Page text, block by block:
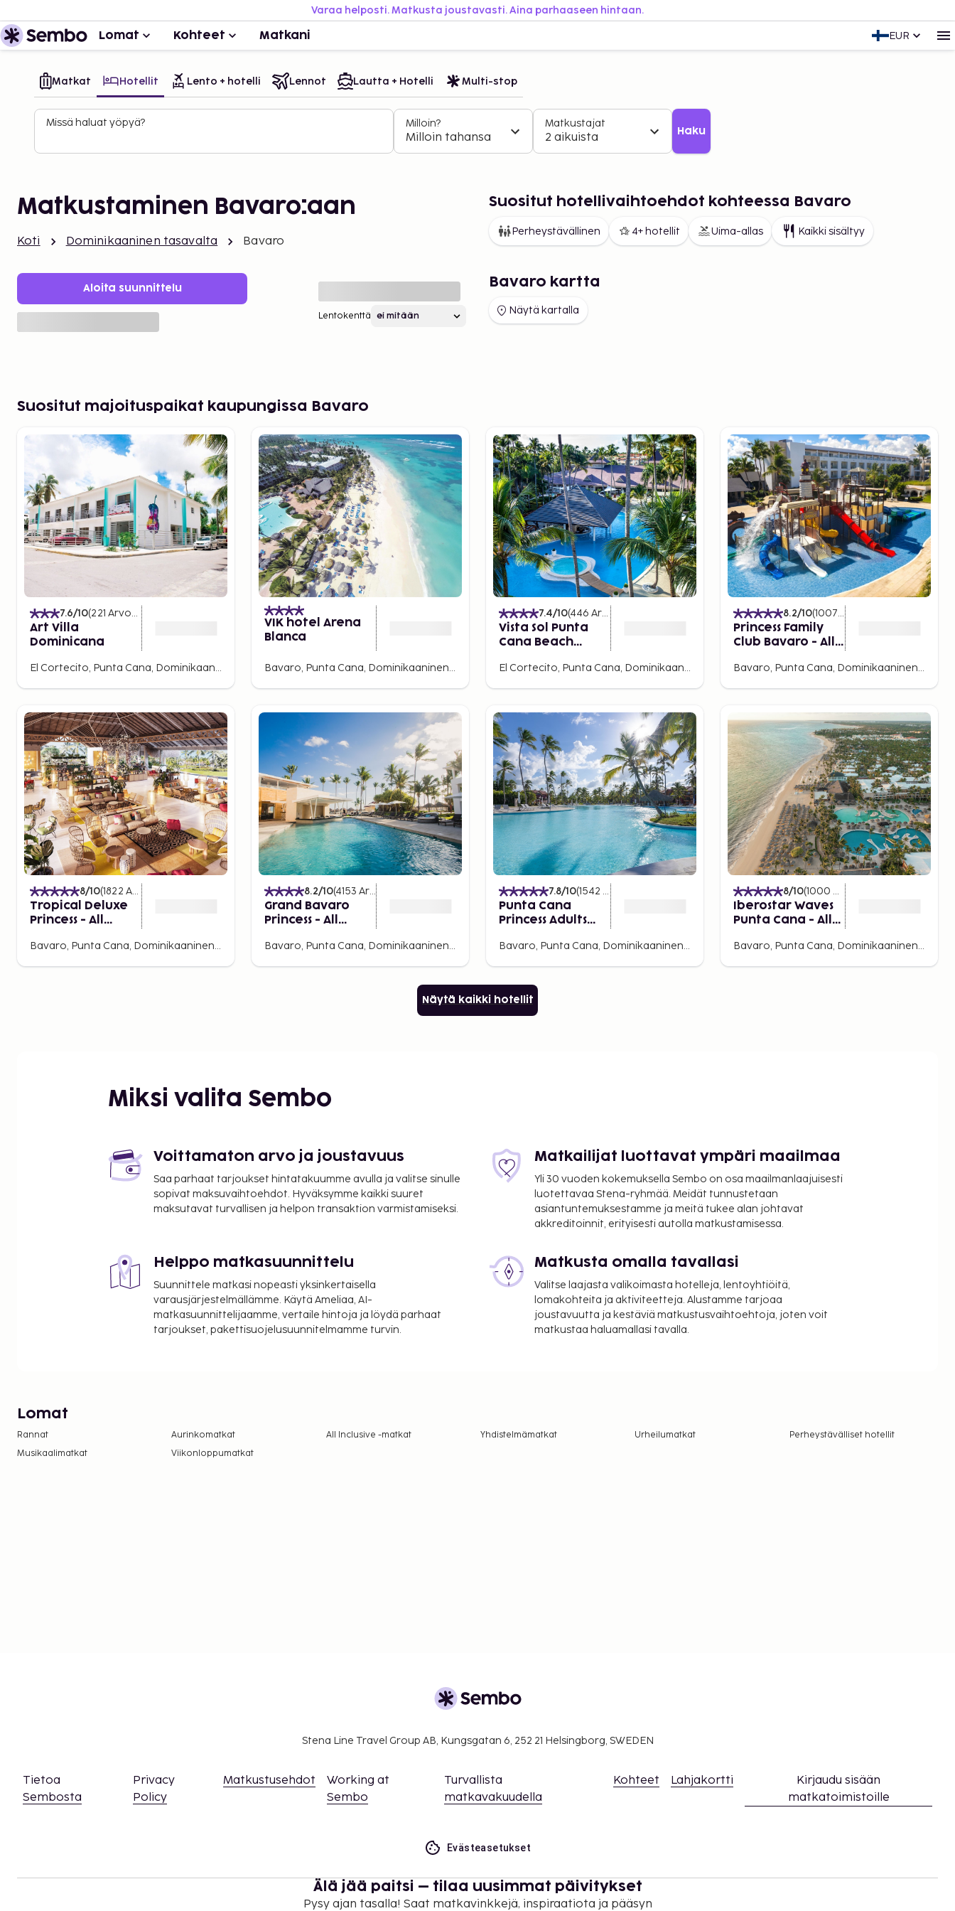
Varaa helposti. Matkusta joustavasti. Aina parhaaseen hintaan.
Lomat Kohteet Matkani EUR
Matkat Hotellit Lento + hotelli Lennot Lautta + Hotelli Multi-stop
Missä haluat yöpyä? Milloin?
Milloin tahansa
Matkustajat
2 aikuista Haku
Matkustaminen Bavaro:aan
Koti Dominikaaninen tasavalta Bavaro
Aloita suunnittelu
Lentokenttä
Suositut hotellivaihtoehdot kohteessa Bavaro
Perheystävällinen 4+ hotellit Uima-allas Kaikki sisältyy
Bavaro kartta
Näytä kartalla
Suositut majoituspaikat kaupungissa Bavaro
7.6/10(221 Arvostelut
Art Villa
Dominicana
El Cortecito, Punta Cana, Dominikaaninen tasavalta
VIK hotel Arena
Blanca
Bavaro, Punta Cana, Dominikaaninen tasavalta
7.4/10(446 Arvostelut
Vista Sol Punta
Cana Beach
Inclusive
El Cortecito, Punta Cana, Dominikaaninen tasavalta
8.2/10(1007 Arvostelut
Princess Family
Club Bavaro - All
Bavaro, Punta Cana, Dominikaaninen tasavalta
8/10(1822 Arvostelut
Tropical Deluxe
Princess - All
Bavaro, Punta Cana, Dominikaaninen tasavalta
8.2/10(4153 Arvostelut
Grand Bavaro
Princess - All
Bavaro, Punta Cana, Dominikaaninen tasavalta
7.8/10(1542 Arvostelut
Punta Cana
Princess Adults
Bavaro, Punta Cana, Dominikaaninen tasavalta
8/10(1000 Arvostelut
Iberostar Waves
Punta Cana - All
Bavaro, Punta Cana, Dominikaaninen tasavalta
Näytä kaikki hotellit
Miksi valita Sembo
Voittamaton arvo ja joustavuus
Saa parhaat tarjoukset hintatakuumme avulla ja valitse sinulle
sopivat maksuvaihtoehdot. Hyväksymme kaikki suuret
maksutavat turvallisen ja helpon transaktion varmistamiseksi.
Matkailijat luottavat ympäri maailmaa
Yli 30 vuoden kokemuksella Sembo on osa maailmanlaajuisesti
luotettavaa Stena-ryhmää. Meidät tunnustetaan
asiantuntemuksestamme ja meitä tukee alan johtavat
akkreditoinnit, erityisesti autolla matkustamisessa.
Helppo matkasuunnittelu
Suunnittele matkasi nopeasti yksinkertaisella
varausjärjestelmällämme. Käytä Ameliaa, AI-
matkasuunnittelijaamme, vertaile hintoja ja löydä parhaat
tarjoukset, pakettisuojelusuunnitelmamme turvin.
Matkusta omalla tavallasi
Valitse laajasta valikoimasta hotelleja, lentoyhtiöitä,
lomakohteita ja aktiviteetteja. Alustamme tarjoaa
joustavuutta ja kestäviä matkustusvaihtoehtoja, joten voit
matkustaa haluamallasi tavalla.
Lomat
Rannat Aurinkomatkat All Inclusive -matkat Yhdistelmämatkat Urheilumatkat
Perheystävälliset hotellit
Musikaalimatkat
Viikonloppumatkat
Stena Line Travel Group AB, Kungsgatan 6, 252 21 Helsingborg, SWEDEN
Tietoa
Sembosta
Privacy
Policy
Matkustusehdot
Working at
Sembo
Turvallista
matkavakuudella
Kohteet Lahjakortti
Kirjaudu sisään
matkatoimistoille
Evästeasetukset
Älä jää paitsi – tilaa uusimmat päivitykset
Pysy ajan tasalla! Saat matkavinkkejä, inspiraatiota ja pääsyn